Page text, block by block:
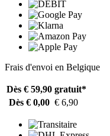
Frais d'envoi en Belgique
Dès € 59,90 gratuit*
Dès € 0,00 € 6,90